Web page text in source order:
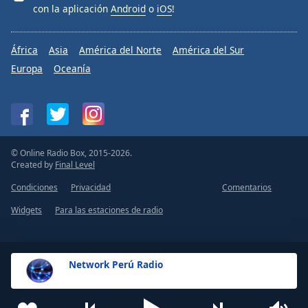
Reset
Modal
Dialog
End
dialog
window.
Network Perú Radio
con la aplicación Android o iOS!
África Asia América del Norte
América del Sur
Europa
Oceanía
© Online Radio Box, 2015-2026.
Created by Final Level
Condiciones
Privacidad
Comentarios
Widgets
Para las estaciones de radio